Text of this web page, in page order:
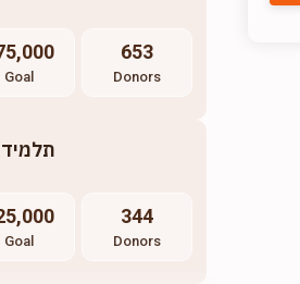
Goal
653
Donors
Goal
344
Donors